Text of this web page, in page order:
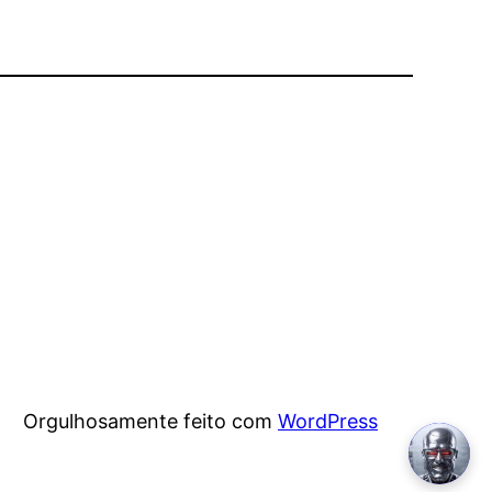
Orgulhosamente feito com WordPress